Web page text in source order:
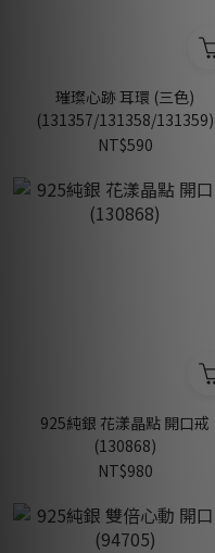
璀璨心跡 耳環 (三色)
(131357/131358/131359)
NT$590
925純銀 花漾晶點 開口戒
(130868)
NT$980